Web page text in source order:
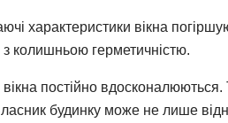
характеристики вікна
колишньою герметичністю.
вікна постійно
будинку може не лише